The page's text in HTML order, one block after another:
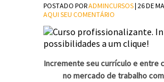
POSTADO PORADMINCURSOS| 26 DE
AQUI SEU COMENTÁRIO
Incremente seu currículo e entre
no mercado de trabalho